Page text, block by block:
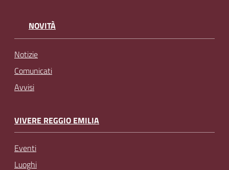
NOVITÀ
Notizie
Comunicati
Avvisi
VIVERE REGGIO EMILIA
Eventi
Luoghi